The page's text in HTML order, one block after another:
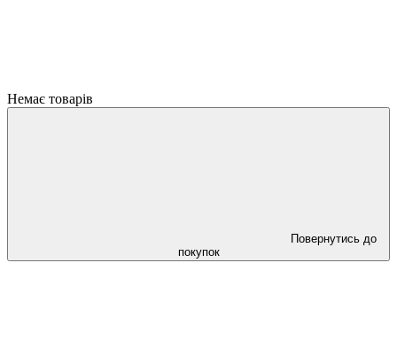
Немає товарів
Повернутись до
покупок